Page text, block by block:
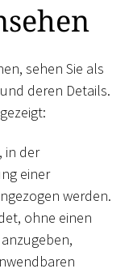
sehen Sie als
deren Details.
in der
einer
werden.
ohne einen